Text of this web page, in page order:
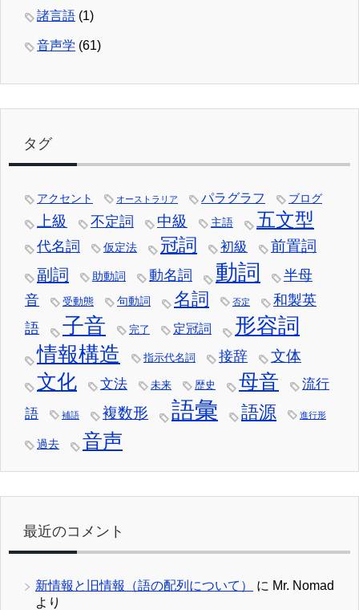
諸言語 (1)
音声学 (61)
タグ
アクセント オーストラリア パラグラフ ブログ
上級 不定詞 中級 主語 五文型
代名詞 仮定法 冠詞 初級
前置詞
副詞
助動詞 動名詞 動詞
半母
音
受動態 句動詞 名詞 否定
和製英
語
子音 完了 定冠詞
形容詞
情報構造
指示代名詞 接辞 文体
文化 文法 未来 歴史 母音
流行
語
補語 複数形 語彙 語源 進行形
過去 音声
最近のコメント
新情報と旧情報（語の配列について） に Mr. Nomad
より